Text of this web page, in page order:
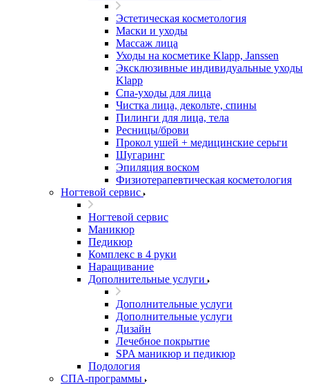
Эстетическая косметология
Маски и уходы
Массаж лица
Уходы на косметике Klapp, Janssen
Эксклюзивные индивидуальные уходы
Klapp
Спа-уходы для лица
Чистка лица, декольте, спины
Пилинги для лица, тела
Ресницы/брови
Прокол ушей + медицинские серьги
Шугаринг
Эпиляция воском
Физиотерапевтическая косметология
Ногтевой сервис
Ногтевой сервис
Маникюр
Педикюр
Комплекс в 4 руки
Наращивание
Дополнительные услуги
Дополнительные услуги
Дополнительные услуги
Дизайн
Лечебное покрытие
SPA маникюр и педикюр
Подология
СПА-программы